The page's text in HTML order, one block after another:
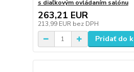
s diaľkovým ovládaním salónu
263,21 EUR
213,99 EUR bez DPH
Pridať do